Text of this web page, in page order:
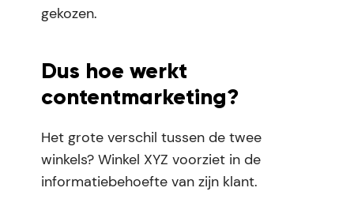
gekozen.
Dus hoe werkt
contentmarketing?
Het grote verschil tussen de twee
winkels? Winkel XYZ voorziet in de
informatiebehoefte van zijn klant.